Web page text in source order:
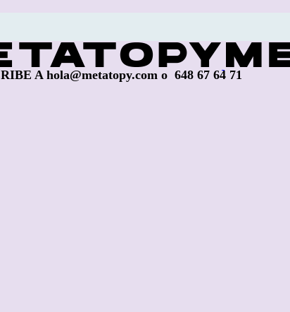
A hola@metatopy.com o 648 67 64 71